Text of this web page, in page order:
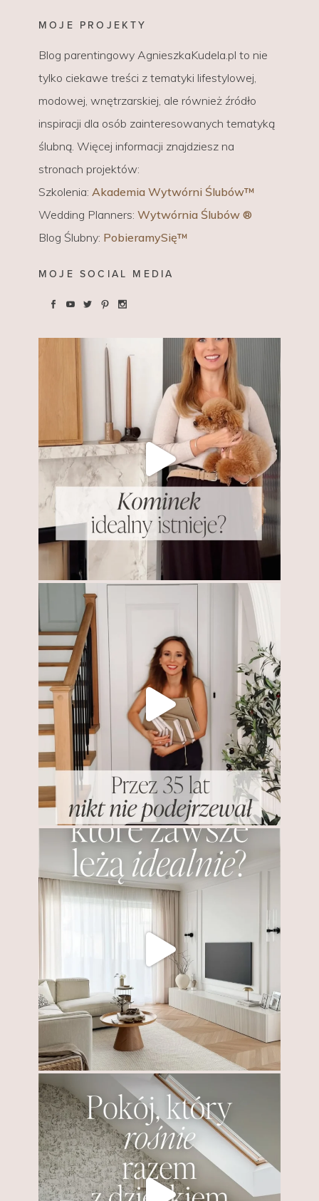
MOJE PROJEKTY
Blog parentingowy AgnieszkaKudela.pl to nie
tylko ciekawe treści z tematyki lifestylowej,
modowej, wnętrzarskiej, ale również źródło
inspiracji dla osób zainteresowanych tematyką
ślubną. Więcej informacji znajdziesz na
stronach projektów:
Szkolenia: Akademia Wytwórni Ślubów™
Wedding Planners: Wytwórnia Ślubów ®
Blog Ślubny: PobieramySię™
MOJE SOCIAL MEDIA